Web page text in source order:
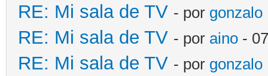
RE: Mi sala de TV - por gonzalo
RE: Mi sala de TV - por aino -
RE: Mi sala de TV - por gonzalo